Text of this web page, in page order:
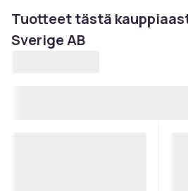
Tuotteet tästä
Sverige AB